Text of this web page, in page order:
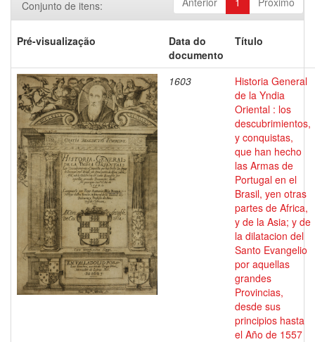
Conjunto de itens:
Pré-visualização
Data do
documento
Título
1603
Historia General
de la Yndia
Oriental : los
descubrimientos,
y conquistas,
que han hecho
las Armas de
Portugal en el
Brasil, yen otras
partes de Africa,
y de la Asia; y de
la dilatacion del
Santo Evangelio
por aquellas
grandes
Provincias,
desde sus
principios hasta
el Año de 1557